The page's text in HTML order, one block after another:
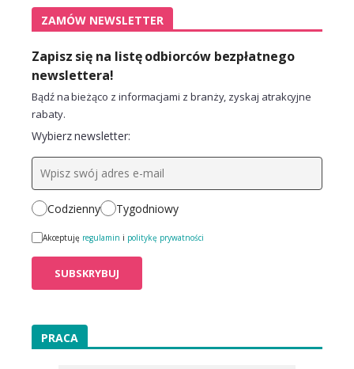
ZAMÓW NEWSLETTER
Zapisz się na listę odbiorców bezpłatnego
newslettera!
Bądź na bieżąco z informacjami z branży, zyskaj atrakcyjne
rabaty.
Wybierz newsletter:
Codzienny Tygodniowy
Akceptuję regulamin i politykę prywatności
PRACA